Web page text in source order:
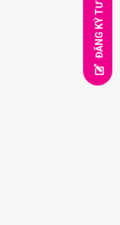
ĐĂNG KÝ TƯ VẤN